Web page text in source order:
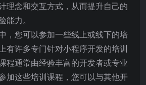
理念和交互方式，从而提升自己的
能力。
，您可以参加一些线上或线下的培
有许多专门针对小程序开发的培训
程通常由经验丰富的开发者或专业
加这些培训课程，您可以与其他开